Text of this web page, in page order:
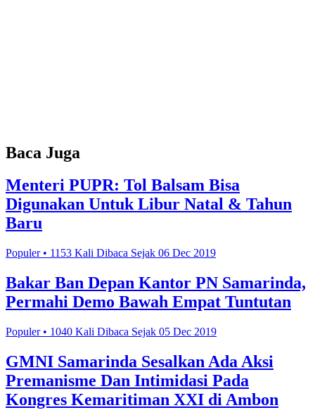
Baca Juga
Menteri PUPR: Tol Balsam Bisa
Digunakan Untuk Libur Natal & Tahun
Baru
Populer • 1153 Kali Dibaca Sejak 06 Dec 2019
Bakar Ban Depan Kantor PN Samarinda,
Permahi Demo Bawah Empat Tuntutan
Populer • 1040 Kali Dibaca Sejak 05 Dec 2019
GMNI Samarinda Sesalkan Ada Aksi
Premanisme Dan Intimidasi Pada
Kongres Kemaritiman XXI di Ambon